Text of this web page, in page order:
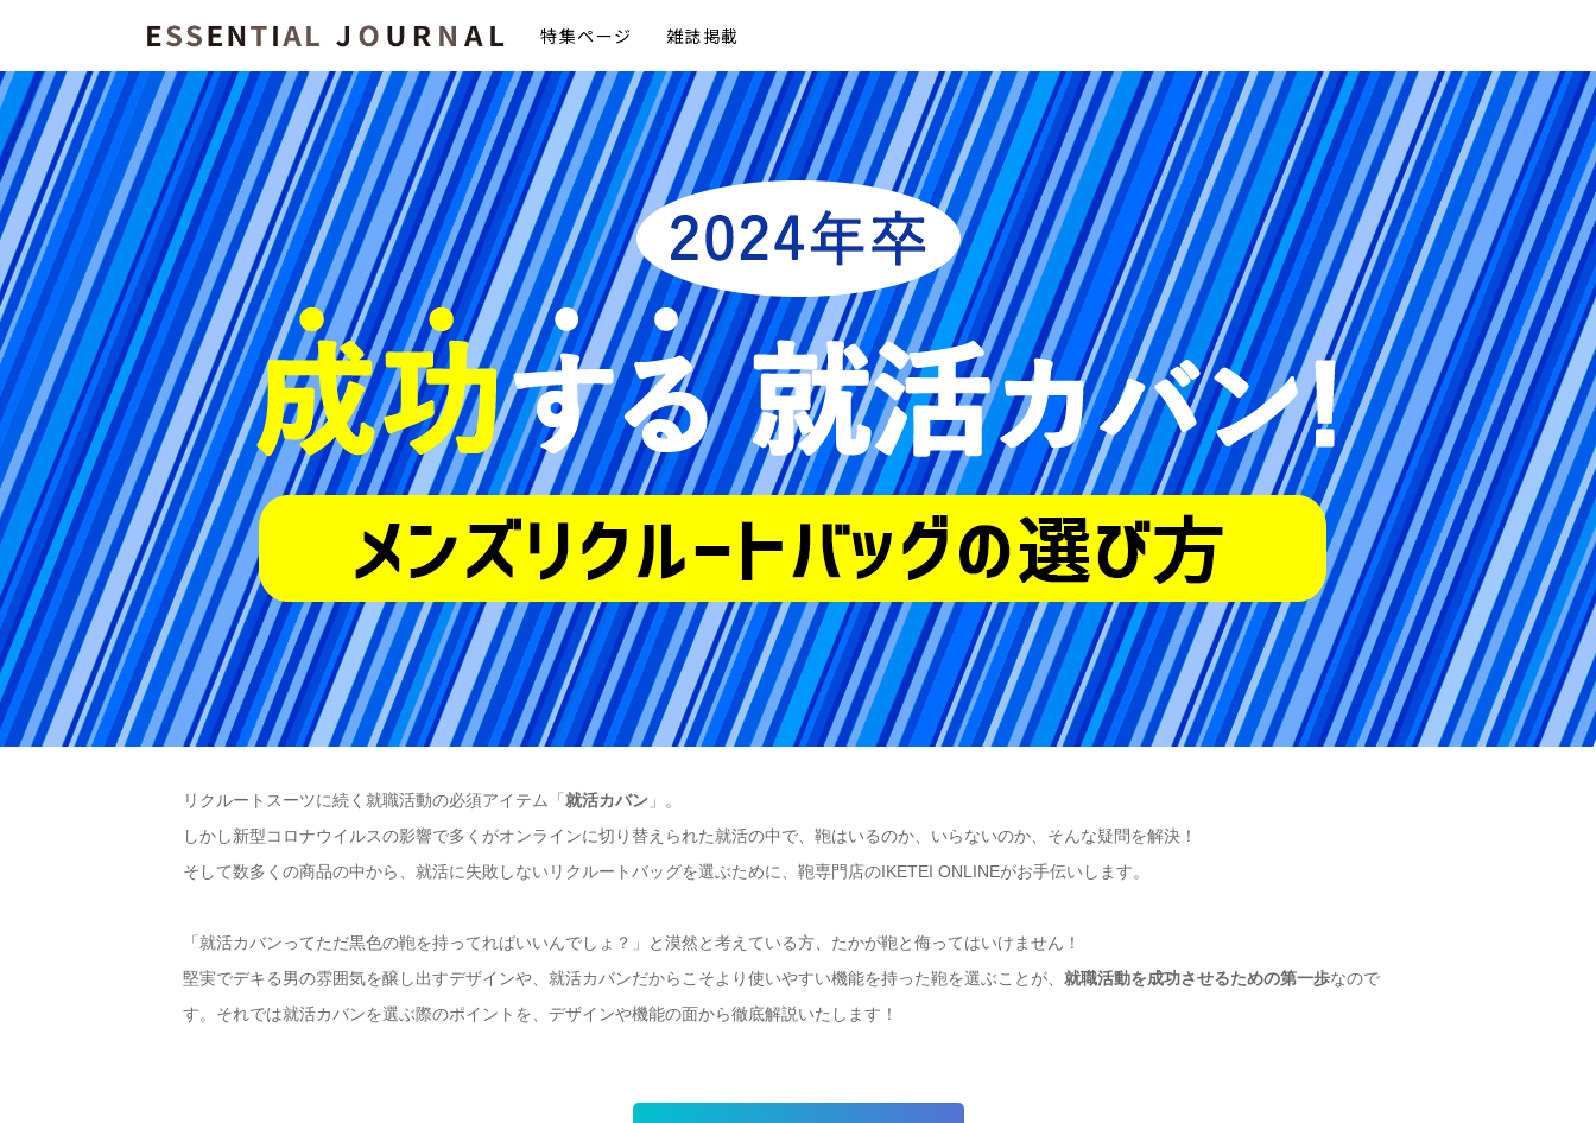
特集ページ 雑誌掲載
リクルートスーツに続く就職活動の必須アイテム「就活カバン 」。
しかし新型コロナウイルスの影響で多くがオンラインに切り替えられた就活の中で、鞄はいるのか、いらないのか、そんな疑問を解決！
そして数多くの商品の中から、就活に失敗しないリクルートバッグを選ぶために、鞄専門店のIKETEI ONLINEがお手伝いします。
「就活カバンってただ黒色の鞄を持ってればいいんでしょ？」と漠然と考えている方、たかが鞄と侮ってはいけません！
堅実でデキる男の雰囲気を醸し出すデザインや、就活カバンだからこそより使いやすい機能を持った鞄を選ぶことが、就職活動を成功させるための第一歩なので
す。それでは就活カバンを選ぶ際のポイントを、デザインや機能の面から徹底解説いたします！